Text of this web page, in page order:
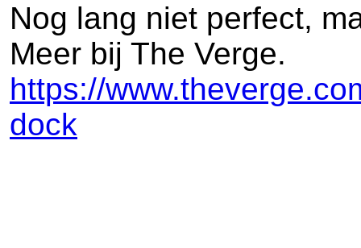
Nog lang niet perfect,
Meer bij The Verge.
https://
dock